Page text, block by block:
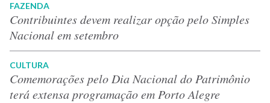
FAZENDA
Contribuintes devem realizar opção pelo Simples
Nacional em setembro
CULTURA
Comemorações pelo Dia Nacional do Patrimônio
terá extensa programação em Porto Alegre